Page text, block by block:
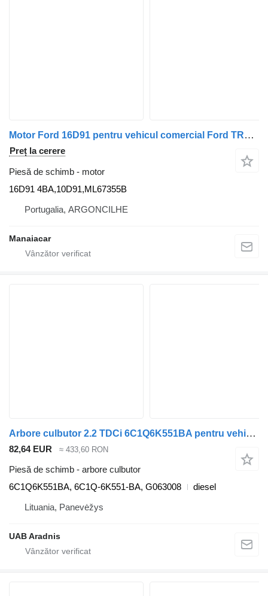
Motor Ford 16D91 pentru vehicul comercial Ford TRANSIT Caixa (FA_ _) | 00 - 06
Preț la cerere
Piesă de schimb - motor
16D91 4BA,10D91,ML67355B
Portugalia, ARGONCILHE
Manaiacar
Arbore culbutor 2.2 TDCi 6C1Q6K551BA pentru vehicul comercial Ford TRANSIT TOURNEO
82,64 EUR ≈ 433,60 RON
Piesă de schimb - arbore culbutor
6C1Q6K551BA, 6C1Q-6K551-BA, G063008
diesel
Lituania, Panevėžys
UAB Aradnis